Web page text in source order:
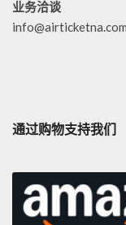
业务洽谈
info@airticketna.com
通过购物支持我们